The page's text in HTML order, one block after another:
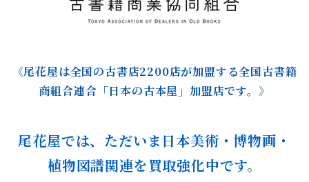
《尾花屋は全国の古書店2200店が加盟する全国古書籍
商組合連合「日本の古本屋」加盟店です。》
尾花屋では、ただいま 日本美術・博物画 ・
植物図譜関連を買取強化中です。